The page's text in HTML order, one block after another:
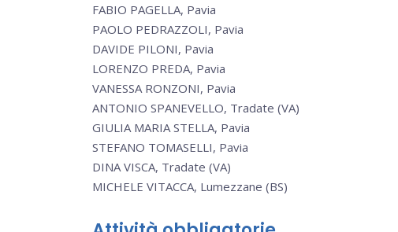
FABIO PAGELLA, Pavia
PAOLO PEDRAZZOLI, Pavia
DAVIDE PILONI, Pavia
LORENZO PREDA, Pavia
VANESSA RONZONI, Pavia
ANTONIO SPANEVELLO, Tradate (VA)
GIULIA MARIA STELLA, Pavia
STEFANO TOMASELLI, Pavia
DINA VISCA, Tradate (VA)
MICHELE VITACCA, Lumezzane (BS)